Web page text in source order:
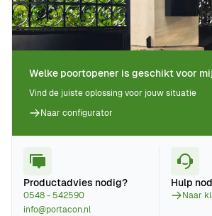
Welke poortopener is geschikt voor
Vind de juiste oplossing voor jouw situatie
Naar configurator
Productadvies nodig?
0548 - 542590
info@portacon.nl
Hulp
Naar